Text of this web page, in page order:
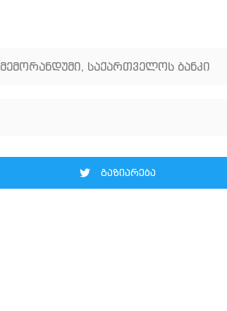
მემორანდუმი, საქართველოს ბანკი
გაზიარება